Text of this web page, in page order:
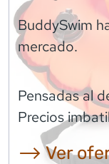
BuddySwim
mercado.
Pensadas al
Precios
⟶ Ver